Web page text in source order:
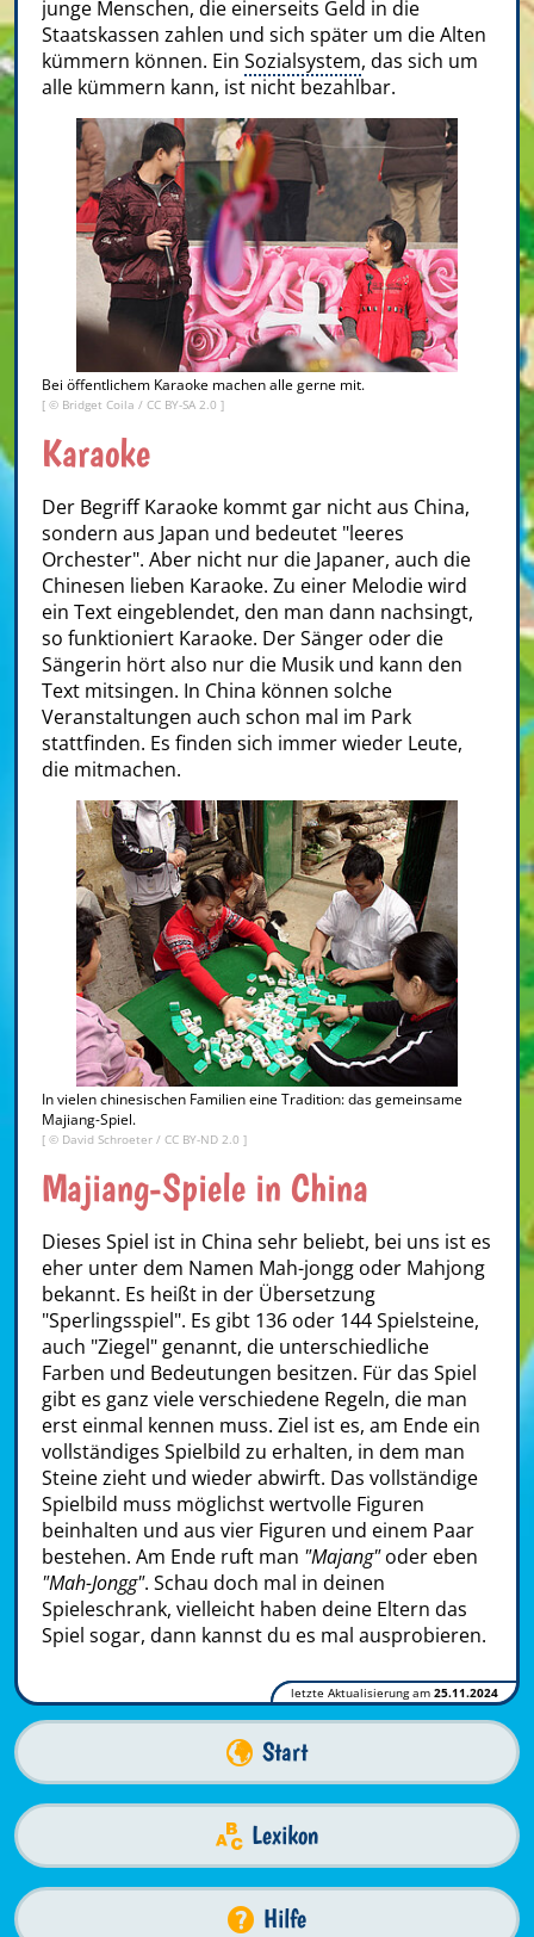
junge Menschen, die einerseits Geld in die
Staatskassen zahlen und sich später um die Alten
kümmern können. Ein Sozialsystem, das sich um
alle kümmern kann, ist nicht bezahlbar.
Bei öffentlichem Karaoke machen alle gerne mit.
[ © Bridget Coila / CC BY-SA 2.0 ]
Karaoke
Der Begriff Karaoke kommt gar nicht aus China,
sondern aus Japan und bedeutet "leeres
Orchester". Aber nicht nur die Japaner, auch die
Chinesen lieben Karaoke. Zu einer Melodie wird
ein Text eingeblendet, den man dann nachsingt,
so funktioniert Karaoke. Der Sänger oder die
Sängerin hört also nur die Musik und kann den
Text mitsingen. In China können solche
Veranstaltungen auch schon mal im Park
stattfinden. Es finden sich immer wieder Leute,
die mitmachen.
In vielen chinesischen Familien eine Tradition: das gemeinsame
Majiang-Spiel.
[ © David Schroeter / CC BY-ND 2.0 ]
Majiang-Spiele in China
Dieses Spiel ist in China sehr beliebt, bei uns ist es
eher unter dem Namen Mah-jongg oder Mahjong
bekannt. Es heißt in der Übersetzung
"Sperlingsspiel". Es gibt 136 oder 144 Spielsteine,
auch "Ziegel" genannt, die unterschiedliche
Farben und Bedeutungen besitzen. Für das Spiel
gibt es ganz viele verschiedene Regeln, die man
erst einmal kennen muss. Ziel ist es, am Ende ein
vollständiges Spielbild zu erhalten, in dem man
Steine zieht und wieder abwirft. Das vollständige
Spielbild muss möglichst wertvolle Figuren
beinhalten und aus vier Figuren und einem Paar
bestehen. Am Ende ruft man "Majang"oder eben
"Mah-Jongg". Schau doch mal in deinen
Spieleschrank, vielleicht haben deine Eltern das
Spiel sogar, dann kannst du es mal ausprobieren.
letzte Aktualisierung am 25.11.2024
Start
Lexikon
Hilfe